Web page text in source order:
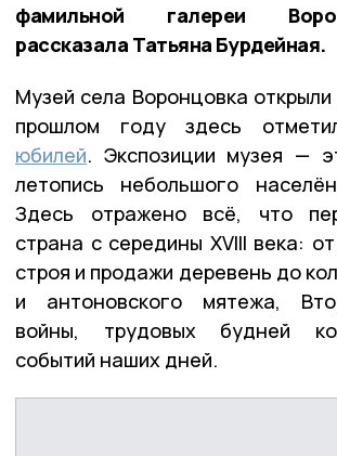
фамильной галереи
рассказала Татьяна Бурдейная.
Музей села Воронцовка открыли
прошлом году здесь
юбилей. Экспозиции музея —
летопись небольшого
Здесь отражено всё, что
страна с середины XVIII века:
строя и продажи деревень до
и антоновского мятежа,
войны, трудовых будней
событий наших дней.